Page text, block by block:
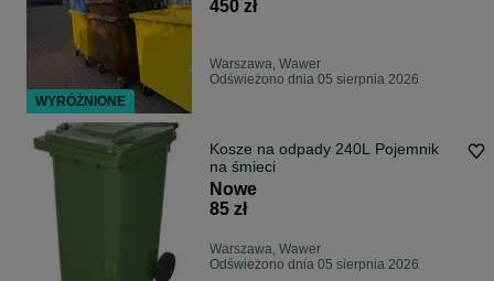
450 zł
Warszawa, Wawer
Odświeżono dnia 05 sierpnia 2026
Kosze na odpady 240L Pojemnik
na śmieci
Nowe
85 zł
Warszawa, Wawer
Odświeżono dnia 05 sierpnia 2026
WYRÓŻNIONE